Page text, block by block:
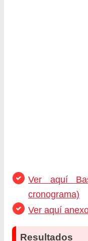
Ver aquí
cronograma)
Ver aquí
Resultados